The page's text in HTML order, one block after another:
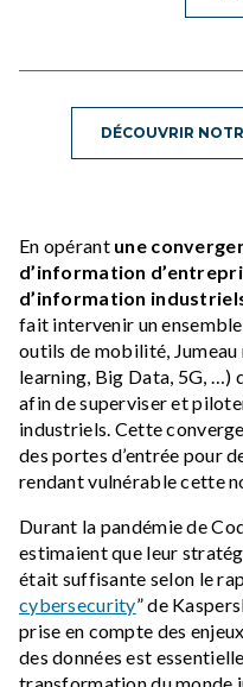
DÉCOUVRIR
En opérant une
d’information
d’information
fait intervenir un
outils de mobilité, Jumeau
learning, Big Data, 5G, …)
afin de superviser et
industriels. Cette
des portes d’entrée pour
rendant vulnérable cette
Durant la pandémie de
estimaient que leur
était suffisante selon le
cybersecurity” de
prise en compte des
des données est